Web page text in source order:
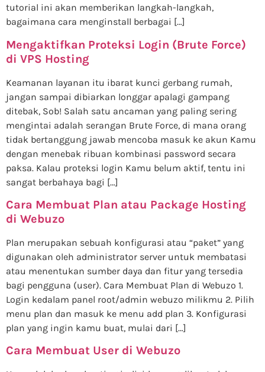
tutorial ini akan memberikan langkah-langkah,
bagaimana cara menginstall berbagai […]
Mengaktifkan Proteksi Login (Brute Force)
di VPS Hosting
Keamanan layanan itu ibarat kunci gerbang rumah,
jangan sampai dibiarkan longgar apalagi gampang
ditebak, Sob! Salah satu ancaman yang paling sering
mengintai adalah serangan Brute Force, di mana orang
tidak bertanggung jawab mencoba masuk ke akun Kamu
dengan menebak ribuan kombinasi password secara
paksa. Kalau proteksi login Kamu belum aktif, tentu ini
sangat berbahaya bagi […]
Cara Membuat Plan atau Package Hosting
di Webuzo
Plan merupakan sebuah konfigurasi atau “paket” yang
digunakan oleh administrator server untuk membatasi
atau menentukan sumber daya dan fitur yang tersedia
bagi pengguna (user). Cara Membuat Plan di Webuzo 1.
Login kedalam panel root/admin webuzo milikmu 2. Pilih
menu plan dan masuk ke menu add plan 3. Konfigurasi
plan yang ingin kamu buat, mulai dari […]
Cara Membuat User di Webuzo